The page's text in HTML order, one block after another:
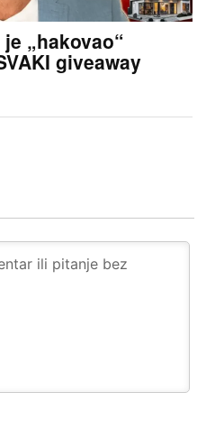
„hakovao“
giveaway